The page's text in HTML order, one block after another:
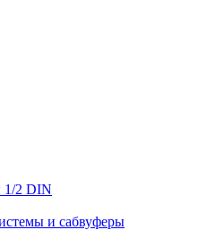
1/2 DIN
и сабвуферы